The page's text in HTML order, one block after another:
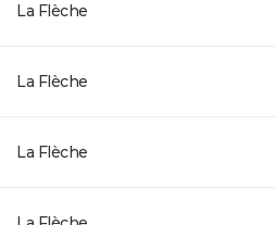
La Flèche
La Flèche
La Flèche